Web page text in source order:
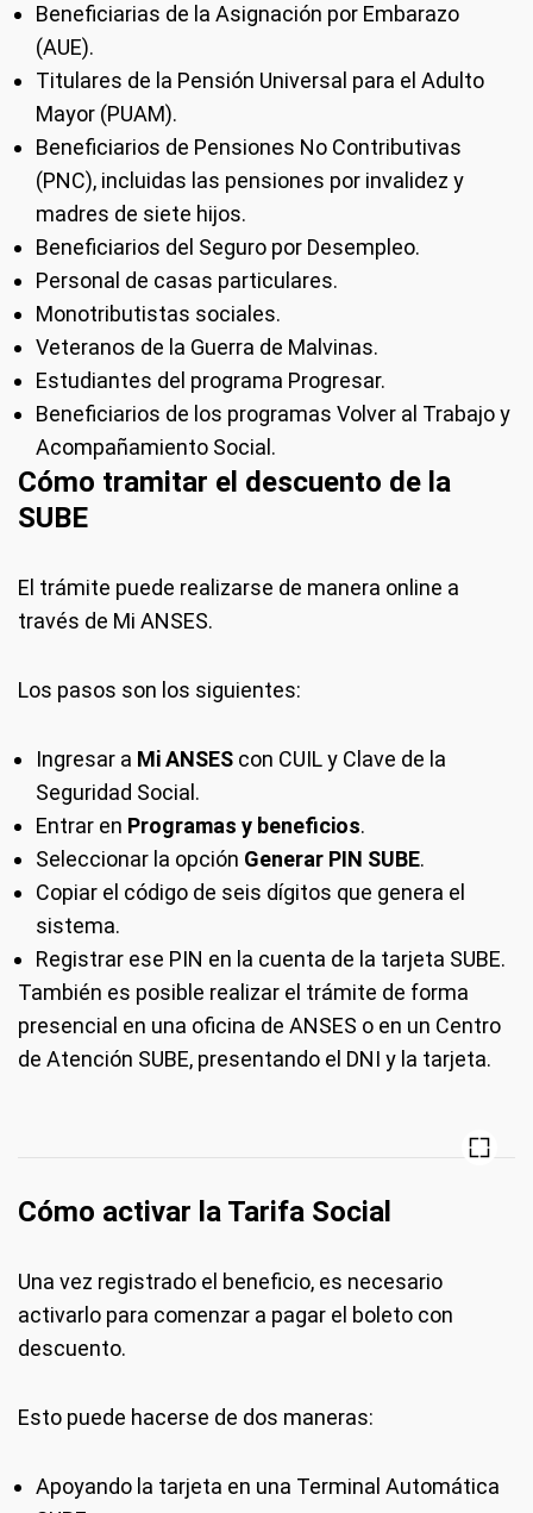
Beneficiarias de la Asignación por Embarazo
(AUE).
Titulares de la Pensión Universal para el Adulto
Mayor (PUAM).
Beneficiarios de Pensiones No Contributivas
(PNC), incluidas las pensiones por invalidez y
madres de siete hijos.
Beneficiarios del Seguro por Desempleo.
Personal de casas particulares.
Monotributistas sociales.
Veteranos de la Guerra de Malvinas.
Estudiantes del programa Progresar.
Beneficiarios de los programas Volver al Trabajo y
Acompañamiento Social.
Cómo tramitar el descuento de la
SUBE
El trámite puede realizarse de manera online a
través de Mi ANSES.
Los pasos son los siguientes:
Ingresar a Mi ANSES con CUIL y Clave de la
Seguridad Social.
Entrar en Programas y beneficios.
Seleccionar la opción Generar PIN SUBE.
Copiar el código de seis dígitos que genera el
sistema.
Registrar ese PIN en la cuenta de la tarjeta SUBE.
También es posible realizar el trámite de forma
presencial en una oficina de ANSES o en un Centro
de Atención SUBE, presentando el DNI y la tarjeta.
Cómo activar la Tarifa Social
Una vez registrado el beneficio, es necesario
activarlo para comenzar a pagar el boleto con
descuento.
Esto puede hacerse de dos maneras:
Apoyando la tarjeta en una Terminal Automática